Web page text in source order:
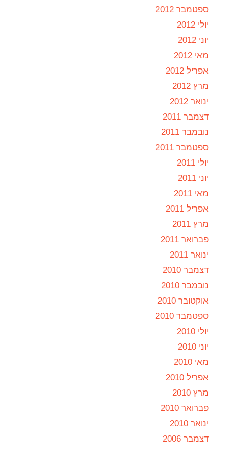
ספטמבר 2012
יולי 2012
יוני 2012
מאי 2012
אפריל 2012
מרץ 2012
ינואר 2012
דצמבר 2011
נובמבר 2011
ספטמבר 2011
יולי 2011
יוני 2011
מאי 2011
אפריל 2011
מרץ 2011
פברואר 2011
ינואר 2011
דצמבר 2010
נובמבר 2010
אוקטובר 2010
ספטמבר 2010
יולי 2010
יוני 2010
מאי 2010
אפריל 2010
מרץ 2010
פברואר 2010
ינואר 2010
דצמבר 2006